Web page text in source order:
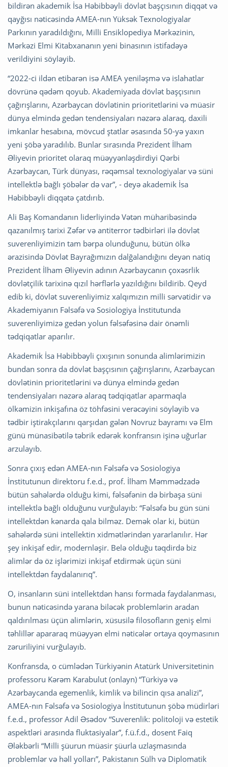
bildirən akademik İsa Həbibbəyli dövlət başçısının diqqət və
qayğısı nəticəsində AMEA-nın Yüksək Texnologiyalar
Parkının yaradıldığını, Milli Ensiklopediya Mərkəzinin,
Mərkəzi Elmi Kitabxananın yeni binasının istifadəyə
verildiyini söyləyib.
“2022-ci ildən etibarən isə AMEA yeniləşmə və islahatlar
dövrünə qədəm qoyub. Akademiyada dövlət başçısının
çağırışlarını, Azərbaycan dövlətinin prioritetlərini və müasir
dünya elmində gedən tendensiyaları nəzərə alaraq, daxili
imkanlar hesabına, mövcud ştatlar əsasında 50-yə yaxın
yeni şöbə yaradılıb. Bunlar sırasında Prezident İlham
Əliyevin prioritet olaraq müəyyənləşdirdiyi Qərbi
Azərbaycan, Türk dünyası, rəqəmsal texnologiyalar və süni
intellektlə bağlı şöbələr də var”, - deyə akademik İsa
Həbibbəyli diqqətə çatdırıb.
Ali Baş Komandanın liderliyində Vətən müharibəsində
qazanılmış tarixi Zəfər və antiterror tədbirləri ilə dövlət
suverenliyimizin tam bərpa olunduğunu, bütün ölkə
ərazisində Dövlət Bayrağımızın dalğalandığını deyən natiq
Prezident İlham Əliyevin adının Azərbaycanın çoxəsrlik
dövlətçilik tarixinə qızıl hərflərlə yazıldığını bildirib. Qeyd
edib ki, dövlət suverenliyimiz xalqımızın milli sərvətidir və
Akademiyanın Fəlsəfə və Sosiologiya İnstitutunda
suverenliyimizə gedən yolun fəlsəfəsinə dair önəmli
tədqiqatlar aparılır.
Akademik İsa Həbibbəyli çıxışının sonunda alimlərimizin
bundan sonra da dövlət başçısının çağırışlarını, Azərbaycan
dövlətinin prioritetlərini və dünya elmində gedən
tendensiyaları nəzərə alaraq tədqiqatlar aparmaqla
ölkəmizin inkişafına öz töhfəsini verəcəyini söyləyib və
tədbir iştirakçılarını qarşıdan gələn Novruz bayramı və Elm
günü münasibətilə təbrik edərək konfransın işinə uğurlar
arzulayıb.
Sonra çıxış edən AMEA-nın Fəlsəfə və Sosiologiya
İnstitutunun direktoru f.e.d., prof. İlham Məmmədzadə
bütün sahələrdə olduğu kimi, fəlsəfənin də birbaşa süni
intellektlə bağlı olduğunu vurğulayıb: “Fəlsəfə bu gün süni
intellektdən kənarda qala bilməz. Demək olar ki, bütün
sahələrdə süni intellektin xidmətlərindən yararlanılır. Hər
şey inkişaf edir, modernləşir. Belə olduğu təqdirdə biz
alimlər də öz işlərimizi inkişaf etdirmək üçün süni
intellektdən faydalanırıq”.
O, insanların süni intellektdən hansı formada faydalanması,
bunun nəticəsində yarana biləcək problemlərin aradan
qaldırılması üçün alimlərin, xüsusilə filosofların geniş elmi
təhlillər apararaq müəyyən elmi nəticələr ortaya qoymasının
zəruriliyini vurğulayıb.
Konfransda, o cümlədən Türkiyənin Atatürk Universitetinin
professoru Kərəm Karabulut (onlayn) “Türkiyə və
Azərbaycanda egemenlik, kimlik və bilincin qısa analizi”,
AMEA-nın Fəlsəfə və Sosiologiya İnstitutunun şöbə müdirləri
f.e.d., professor Adil Əsədov “Suverenlik: politoloji və estetik
aspektləri arasında fluktasiyalar”, f.ü.f.d., dosent Faiq
Ələkbərli “Milli şüurun müasir şüurla uzlaşmasında
problemlər və həll yolları”, Pakistanın Sülh və Diplomatik